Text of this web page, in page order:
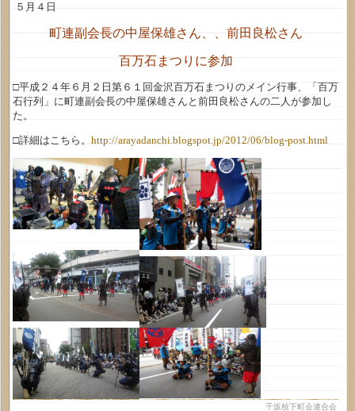
５月４日
町連副会長の中屋保雄さん、、前田良松さん
百万石まつりに参加
□平成２４年６月２日第６１回金沢百万石まつりのメイン行事、「百万
石行列」に町連副会長の中屋保雄さんと前田良松さんの二人が参加し
た。
□詳細はこちら。 http://arayadanchi.blogspot.jp/2012/06/blog-post.html
千坂校下町会連合会